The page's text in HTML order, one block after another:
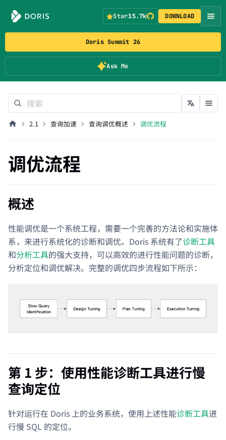
Doris Summit 26
Ask Me
Star15.7k DOWNLOAD
2.1 查询加速 查询调优概述 调优流程
调优流程
概述
性能调优是一个系统工程，需要一个完善的方法论和实施体
系，来进行系统化的诊断和调优。Doris 系统有了诊断工具
和分析工具的强大支持，可以高效的进行性能问题的诊断，
分析定位和调优解决。完整的调优四步流程如下所示：
第 1 步：使用性能诊断工具进行慢
查询定位
针对运行在 Doris 上的业务系统，使用上述性能诊断工具进
行慢 SQL 的定位。